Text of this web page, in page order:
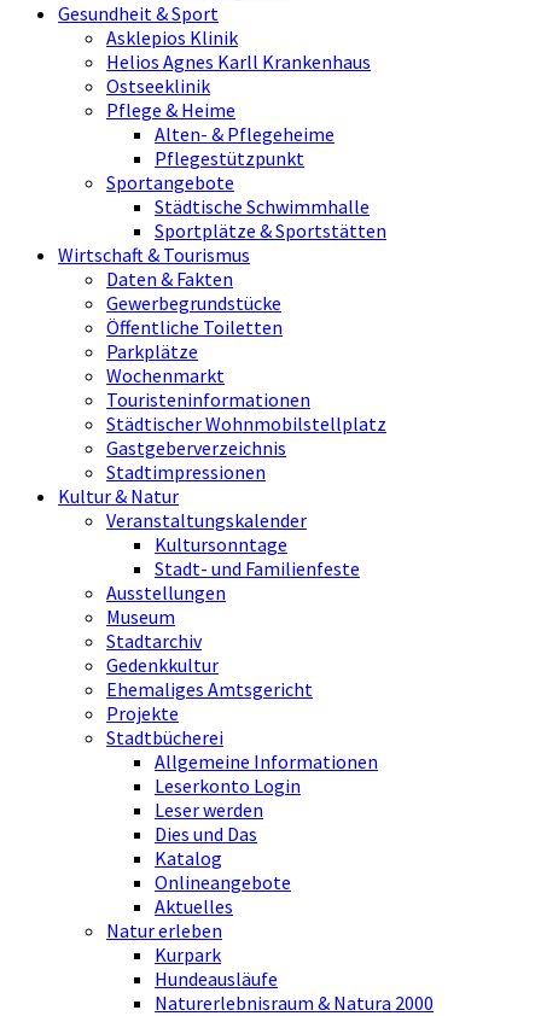
Gesundheit & Sport
Asklepios Klinik
Helios Agnes Karll Krankenhaus
Ostseeklinik
Pflege & Heime
Alten- & Pflegeheime
Pflegestützpunkt
Sportangebote
Städtische Schwimmhalle
Sportplätze & Sportstätten
Wirtschaft & Tourismus
Daten & Fakten
Gewerbegrundstücke
Öffentliche Toiletten
Parkplätze
Wochenmarkt
Touristeninformationen
Städtischer Wohnmobilstellplatz
Gastgeberverzeichnis
Stadtimpressionen
Kultur & Natur
Veranstaltungskalender
Kultursonntage
Stadt- und Familienfeste
Ausstellungen
Museum
Stadtarchiv
Gedenkkultur
Ehemaliges Amtsgericht
Projekte
Stadtbücherei
Allgemeine Informationen
Leserkonto Login
Leser werden
Dies und Das
Katalog
Onlineangebote
Aktuelles
Natur erleben
Kurpark
Hundeausläufe
Naturerlebnisraum & Natura 2000